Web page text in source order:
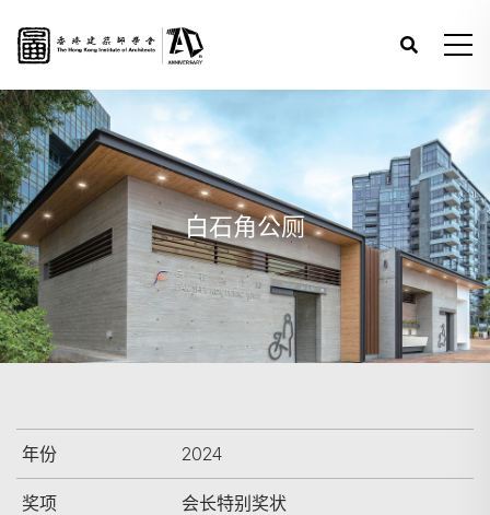
白石角公厕
年份 2024
奖项 会长特别奖状